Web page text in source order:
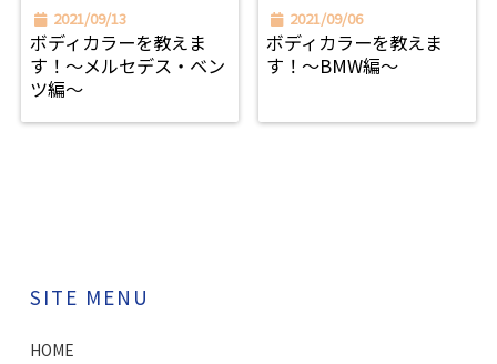
2021/09/13
ボディカラーを教えま
す！～メルセデス・ベン
ツ編～
2021/09/06
ボディカラーを教えま
す！～BMW編～
SITE MENU
HOME